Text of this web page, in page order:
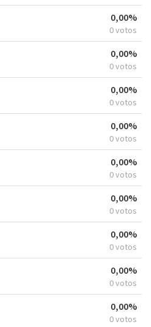
0,00%
0 votos
0,00%
0 votos
0,00%
0 votos
0,00%
0 votos
0,00%
0 votos
0,00%
0 votos
0,00%
0 votos
0,00%
0 votos
0,00%
0 votos